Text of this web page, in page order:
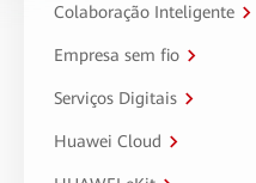
Colaboração Inteligente
Empresa sem fio
Serviços Digitais
Huawei Cloud